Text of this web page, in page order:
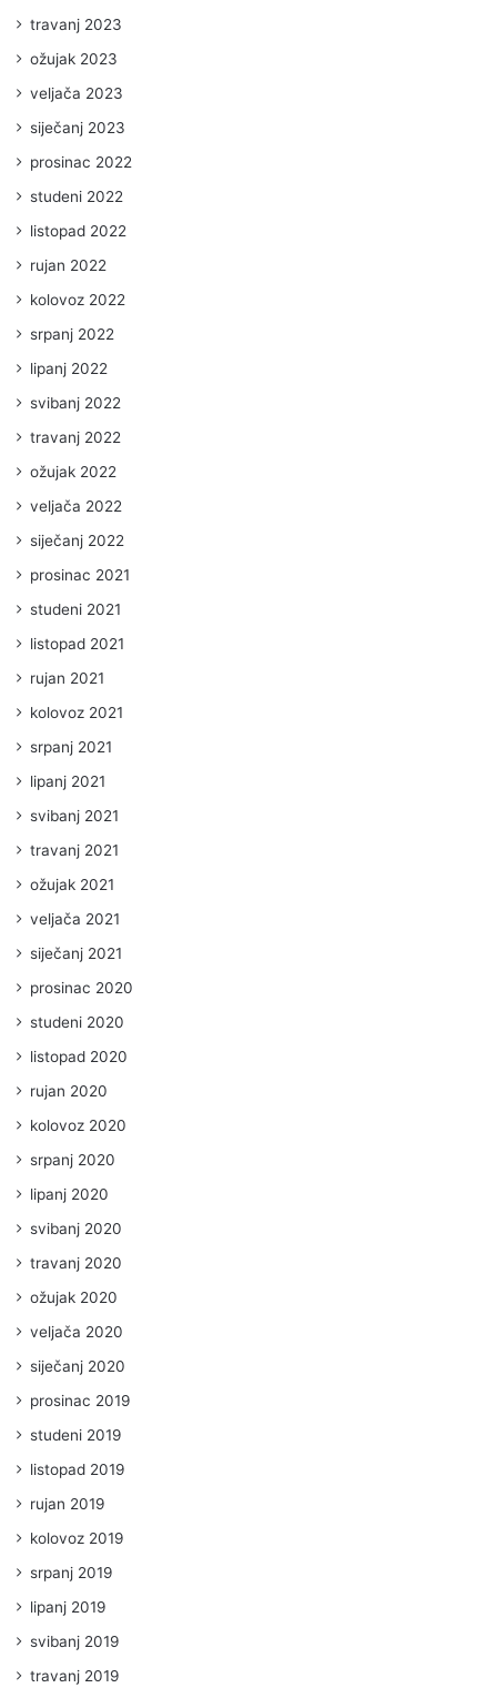
travanj 2023
ožujak 2023
veljača 2023
siječanj 2023
prosinac 2022
studeni 2022
listopad 2022
rujan 2022
kolovoz 2022
srpanj 2022
lipanj 2022
svibanj 2022
travanj 2022
ožujak 2022
veljača 2022
siječanj 2022
prosinac 2021
studeni 2021
listopad 2021
rujan 2021
kolovoz 2021
srpanj 2021
lipanj 2021
svibanj 2021
travanj 2021
ožujak 2021
veljača 2021
siječanj 2021
prosinac 2020
studeni 2020
listopad 2020
rujan 2020
kolovoz 2020
srpanj 2020
lipanj 2020
svibanj 2020
travanj 2020
ožujak 2020
veljača 2020
siječanj 2020
prosinac 2019
studeni 2019
listopad 2019
rujan 2019
kolovoz 2019
srpanj 2019
lipanj 2019
svibanj 2019
travanj 2019